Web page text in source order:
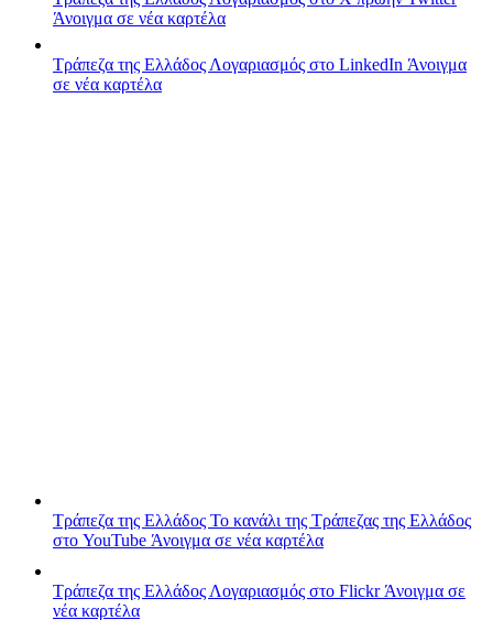
Άνοιγμα σε νέα καρτέλα
Τράπεζα της Ελλάδος Λογαριασμός στο LinkedIn Άνοιγμα
σε νέα καρτέλα
Τράπεζα της Ελλάδος Το κανάλι της Τράπεζας της Ελλάδος
στο YouTube Άνοιγμα σε νέα καρτέλα
Τράπεζα της Ελλάδος Λογαριασμός στο FlickrΆνοιγμα σε
νέα καρτέλα